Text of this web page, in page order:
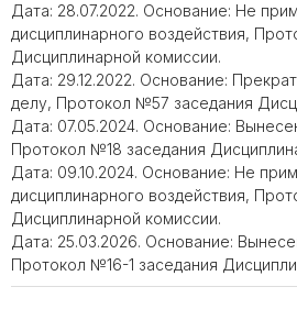
Дата: 28.07.2022. Основание: Не
дисциплинарного воздействия,
Дисциплинарной комиссии.
Дата: 29.12.2022. Основание:
делу, Протокол №57 заседания
Дата: 07.05.2024. Основание:
Протокол №18 заседания
Дата: 09.10.2024. Основание: Не
дисциплинарного воздействия,
Дисциплинарной комиссии.
Дата: 25.03.2026. Основание:
Протокол №16-1 заседания